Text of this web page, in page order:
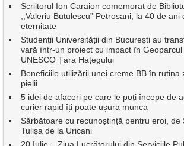
Scriitorul Ion Caraion comemorat de
,,Valeriu Butulescu” Petroșani, la 40 de
eternitate
Studenții Universității din București au
vară într-un proiect cu impact în
UNESCO Țara Hațegului
Beneficiile utilizării unei creme BB în rutina
pielii
5 idei de afaceri pe care le poți începe de
curier rapid îți poate ușura munca
Sărbătoare cu recunoștință pentru eroi, de
Tulișa de la Uricani
20 Iulie – Ziua Lucrătorului din Serviciile